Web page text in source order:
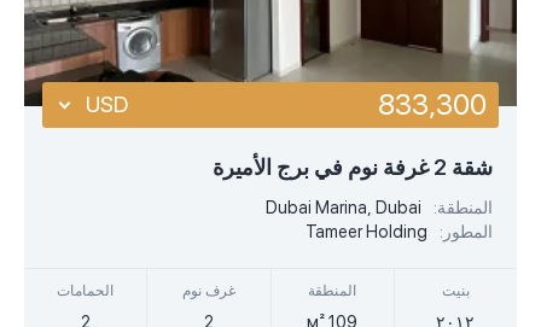
شقة 2 غرفة نوم في برج الأميرة
المنطقة:
Dubai Marina, Dubai
المطور:
Tameer Holding
بنيت
٢٠١٢
المنطقة
109 м²
غرف نوم
2
الحمامات
2
833,300
USD